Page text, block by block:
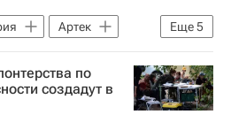
Еще5
Артек
Детские вопросы
по
создадут в